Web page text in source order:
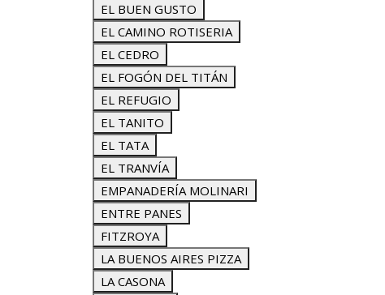
EL BUEN GUSTO
EL CAMINO ROTISERIA
EL CEDRO
EL FOGÓN DEL TITÁN
EL REFUGIO
EL TANITO
EL TATA
EL TRANVÍA
EMPANADERÍA MOLINARI
ENTRE PANES
FITZROYA
LA BUENOS AIRES PIZZA
LA CASONA